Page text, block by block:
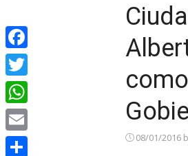
08/01/2016
Facebook
Twitter
WhatsApp
Email